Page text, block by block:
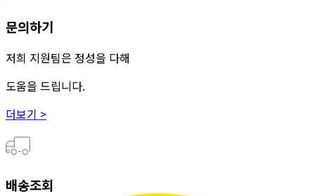
문의하기
저희 지원팀은 정성을 다해
도움을 드립니다.
더보기 >
배송조회